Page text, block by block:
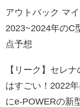
アウトバック マ
2023~2024年のC
点予想
【リーク】セレ
はすごい！2022
にe-POWERの新